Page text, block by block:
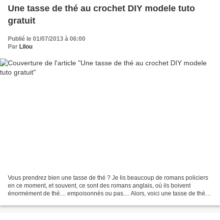
Une tasse de thé au crochet DIY modele tuto
gratuit
Publié le 01/07/2013 à 06:00
Par Lilou
Vous prendrez bien une tasse de thé ? Je lis beaucoup de romans policiers
en ce moment, et souvent, ce sont des romans anglais, où ils boivent
énormément de thé.... empoisonnés ou pas.... Alors, voici une tasse de thé,